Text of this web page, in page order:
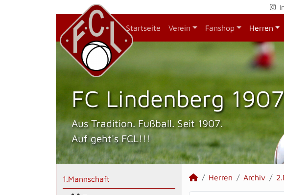
Startseite Verein Fanshop Herren
FC Lindenberg
Aus Tradition. Fußball. Seit 1907.
Auf geht's FCL!!!
1.Mannschaft Herren Archiv